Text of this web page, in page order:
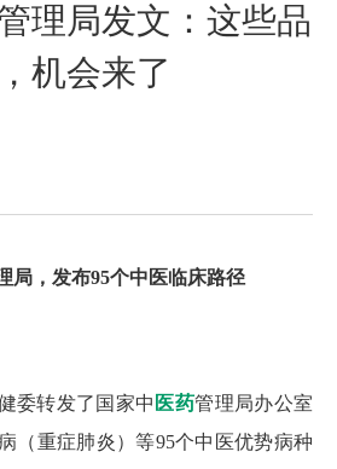
理局发文：这些品
机会来了
局，发布95个中医临床路径
委转发了国家中 医药管理局办公室
（重症肺炎）等95个中医优势病种